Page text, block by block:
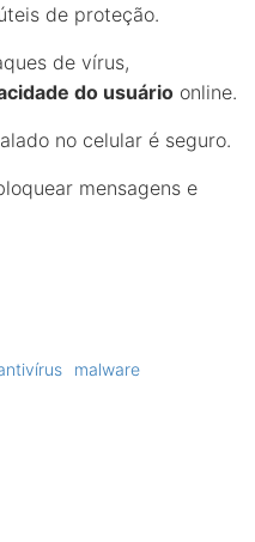
de proteção.
de vírus,
do usuário online.
no celular é seguro.
mensagens e
malware